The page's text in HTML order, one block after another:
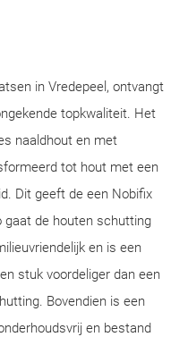
in Vredepeel, ontvangt
topkwaliteit. Het
naaldhout en met
tot hout met een
Dit geeft de een Nobifix
gaat de houten schutting
en is een
stuk voordeliger dan een
Bovendien is een
en bestand